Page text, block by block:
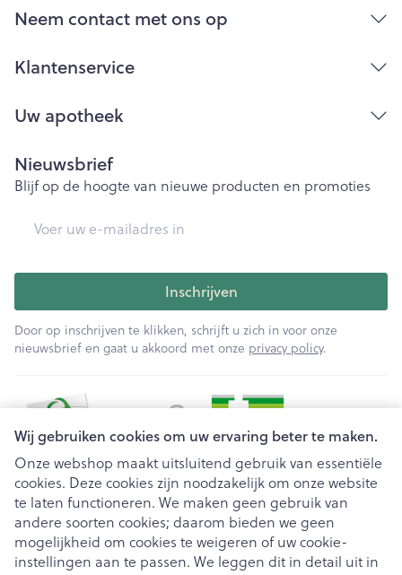
Wij gebruiken cookies om uw ervaring beter te maken.
Onze webshop maakt uitsluitend gebruik van essentiële
cookies. Deze cookies zijn noodzakelijk om onze website
te laten functioneren. We maken geen gebruik van
andere soorten cookies; daarom bieden we geen
mogelijkheid om cookies te weigeren of uw cookie-
instellingen aan te passen. We leggen dit in detail uit in
Neem contact met ons op
Klantenservice
Uw apotheek
Nieuwsbrief
Blijf op de hoogte van nieuwe producten en promoties
Inschrijven
Door op inschrijven te klikken, schrijft u zich in voor onze
nieuwsbrief en gaat u akkoord met onze privacy policy.
Juridische links